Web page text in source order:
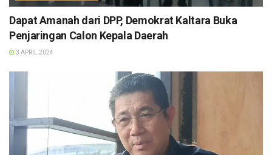
Dapat Amanah dari DPP, Demokrat Kaltara Buka
Penjaringan Calon Kepala Daerah
3 APRIL 2024